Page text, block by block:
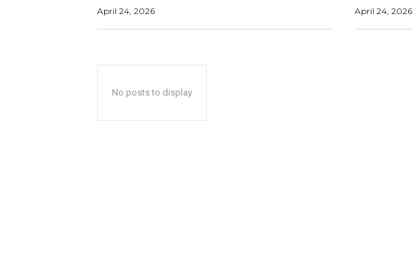
April 24, 2026 April 24, 2026
No posts to display